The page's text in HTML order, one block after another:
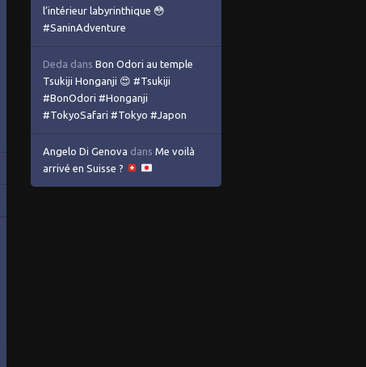
l’intérieur labyrinthique 😳
#SaninAdventure
Deda dans Bon Odori au temple
Tsukiji Honganji 😍 #Tsukiji
#BonOdori #Honganji
#TokyoSafari #Tokyo #Japon
Angelo Di Genova dans Me voilà
arrivé en Suisse ?